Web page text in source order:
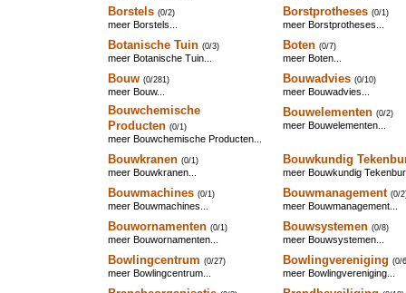
Borstels (0/2)
meer Borstels...
Borstprotheses (0/1)
meer Borstprotheses...
Botanische Tuin (0/3)
meer Botanische Tuin...
Boten (0/7)
meer Boten...
Bouw (0/281)
meer Bouw...
Bouwadvies (0/10)
meer Bouwadvies...
Bouwchemische
Producten (0/1)
meer Bouwchemische Producten...
Bouwelementen (0/2)
meer Bouwelementen...
Bouwkranen (0/1)
meer Bouwkranen...
Bouwkundig
meer Bouwkundig
Bouwmachines (0/1)
meer Bouwmachines...
Bouwmanagement (0/
meer Bouwmanagement...
Bouwornamenten (0/1)
meer Bouwornamenten...
Bouwsystemen (0/8)
meer Bouwsystemen...
Bowlingcentrum (0/27)
meer Bowlingcentrum...
Bowlingvereniging (0/
meer Bowlingvereniging...